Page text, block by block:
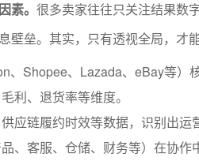
素。 很多卖家往往只关注结果数
壁垒。其实，只有透视全局，才
、Shopee、Lazada、eBay等）
利、退货率等维度。
应链履约时效等数据，识别出运
、客服、仓储、财务等）在协作